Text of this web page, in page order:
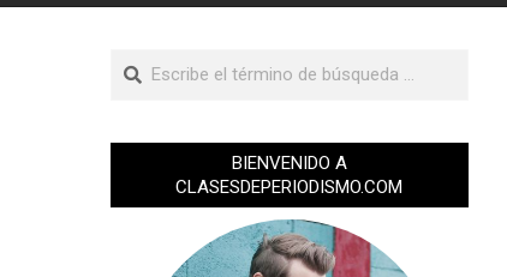
BIENVENIDO A
CLASESDEPERIODISMO.COM